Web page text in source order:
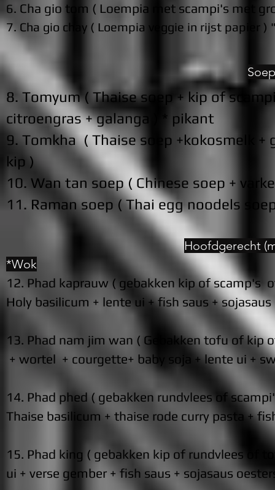
6. Cha gio tom ( Loempia met scampi's met
7. Cha gio ch ay ( Loempia veggie in rijst papier
8. Tomyum ( Thaise soep + kip of
citroengras + galanga ) * pikant
9. Tomkha ( Thaise soep +kokosmelk
kip )
10. Wan tan soep ( Chinese soep +
11. Raman soep ( Thai egg noodels
Hoofdgerecht
*Wok
12. Phad kaprauw ( gebakken kip of scamp's
Holy basilicum + lente ui + fish saus + sojasaus
13. Phad nam jim wan ( Gebakken tofu of kip
+ wortel + courgette+ baby soja + lente ui +
14. Phad phed ( gebakken rundvlees of
Thaise basilicum + thaise rode curry pasta +
15. Phad king ( gebakken kip of rundvlees of
ui + verse gember + fish saus + sojasaus oe